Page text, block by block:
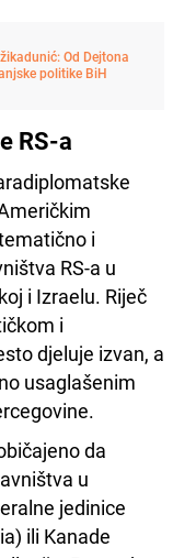
Od Dejtona
politike BiH
RS-a
i
RS-a u
i Izraelu. Riječ
i
djeluje izvan, a
usaglašenim
da
u
jedinice
ili Kanade